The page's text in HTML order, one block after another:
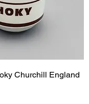
rapide
Churchill England